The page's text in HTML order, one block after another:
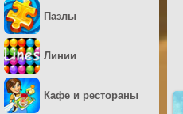
Пазлы
Линии
Кафе и рестораны